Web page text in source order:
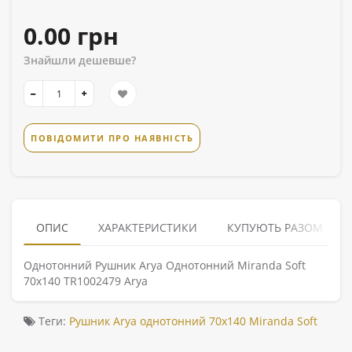
0.00 грн
Знайшли дешевше?
ПОВІДОМИТИ ПРО НАЯВНІСТЬ
ОПИС ХАРАКТЕРИСТИКИ КУПУЮТЬ РАЗОМ
Однотонний Рушник Arya Однотонний Miranda Soft
70x140 TR1002479 Arya
Теги: Рушник Arya однотонний 70x140 Miranda Soft